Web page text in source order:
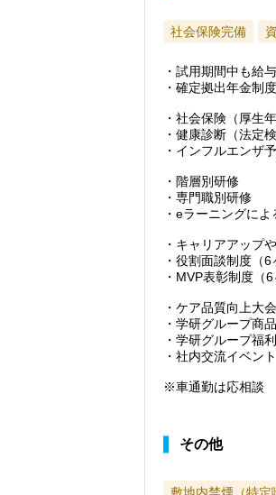
社会保険完備
・試用期間中も給
・確定拠出年金制
・社会保険（厚生
・健康診断（法定
・インフルエンザ
・階層別研修
・専門職別研修
・eラーニングに
・キャリアアップ
・役割面談制度（6
・MVP表彰制度（6
・ケア品質向上大会
・学研グループ商
・学研グループ福
・社内交流イベン
※車通勤は応相談
その他